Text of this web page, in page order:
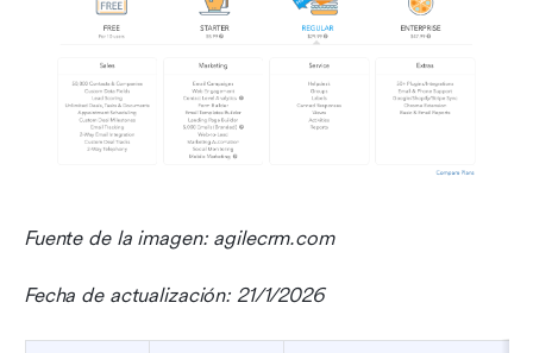
Fuente de la imagen: agilecrm.com
Fecha de actualización: 21/1/2026